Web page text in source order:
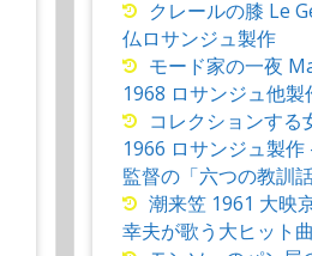
クレールの膝 Le
仏ロサンジュ製作
モード家の一夜
1968 ロサンジュ
コレクションす
1966 ロサンジュ製
監督の「六つの教訓
潮来笠 1961 大映
幸夫が歌う大ヒット